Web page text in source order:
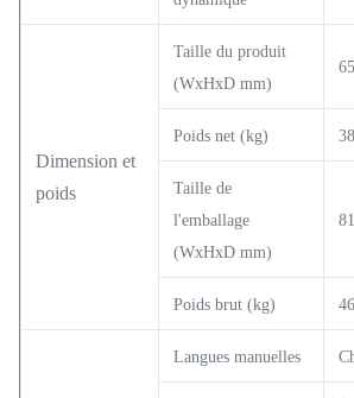
Dimension et
poids
Taille du produit
(WxHxD mm)
Poids net (kg)
Taille de
l'emballage
(WxHxD mm)
Poids brut (kg)
Langues manuelles